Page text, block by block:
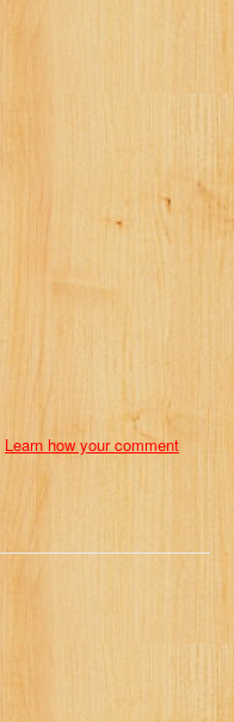
Learn how your comment